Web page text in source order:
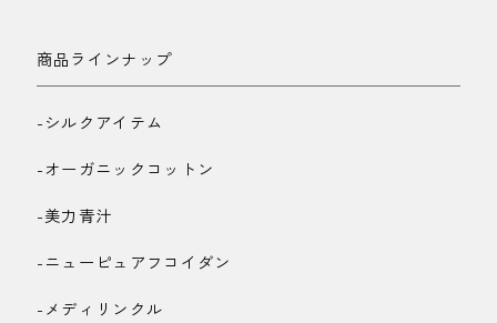
商品ラインナップ
-シルクアイテム
-オーガニックコットン
-美力青汁
-ニューピュアフコイダン
-メディリンクル